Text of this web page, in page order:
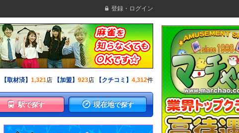
登録・ログイン
【取材済】 1,321店 【加盟】 923店 【クチコミ】 4,312件
駅で探す 現在地で探す